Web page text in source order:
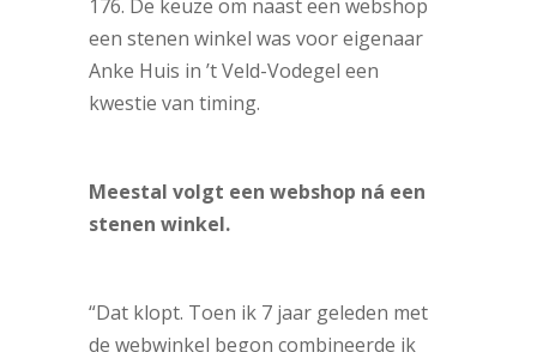
176. De keuze om naast een webshop
een stenen winkel was voor eigenaar
Anke Huis in ’t Veld-Vodegel een
kwestie van timing.
Meestal volgt een webshop ná een
stenen winkel.
“Dat klopt. Toen ik 7 jaar geleden met
de webwinkel begon combineerde ik